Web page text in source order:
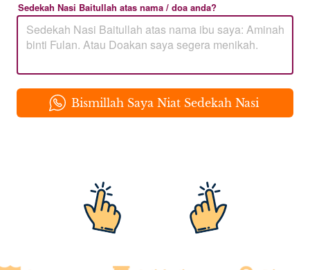
Sedekah Nasi Baitullah atas nama / doa anda?
` Bismillah Saya Niat Sedekah Nasi